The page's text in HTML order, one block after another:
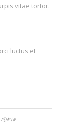
vitae tortor.
luctus et